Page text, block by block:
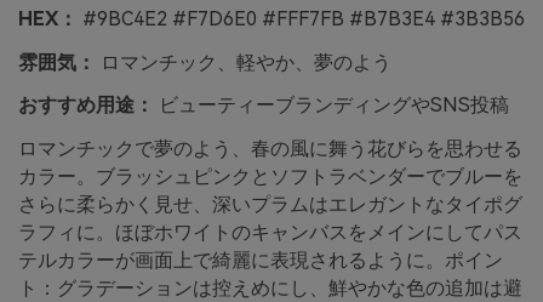
HEX： #9BC4E2 #F7D6E0 #FFF7FB #B7B3E4 #3B3B56
雰囲気：
ロマンチック、軽やか、夢のよう
おすすめ用途：
ビューティーブランディングやSNS投稿
ロマンチックで夢のよう、春の風に舞う花びらを思わせる
カラー。ブラッシュピンクとソフトラベンダーでブルーを
さらに柔らかく見せ、深いプラムはエレガントなタイポグ
ラフィに。ほぼホワイトのキャンバスをメインにしてパス
テルカラーが画面上で綺麗に表現されるように。ポイン
ト：グラデーションは控えめにし、鮮やかな色の追加は避